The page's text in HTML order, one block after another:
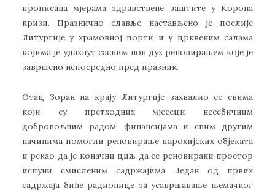
прописана мјерама здравствене заштите у Корона
кризи. Празнично славље настављено је послије
Литургије у храмовној порти и у црквеним салама
којима је удахнут сасвим нов дух реновирањем које је
завршено непосредно пред празник.
Отац Зоран на крају Литургије захвалио се свима
који су претходних мјесеци несебичним
добровољним радом, финансијама и свим другим
начинима помогли реновирање парохијских објеката
и рекао да је коначни циљ да се реновирани простор
испуни смисленим садржајима. Један од првих
садржаја биће радионице за усавршавање њемачког